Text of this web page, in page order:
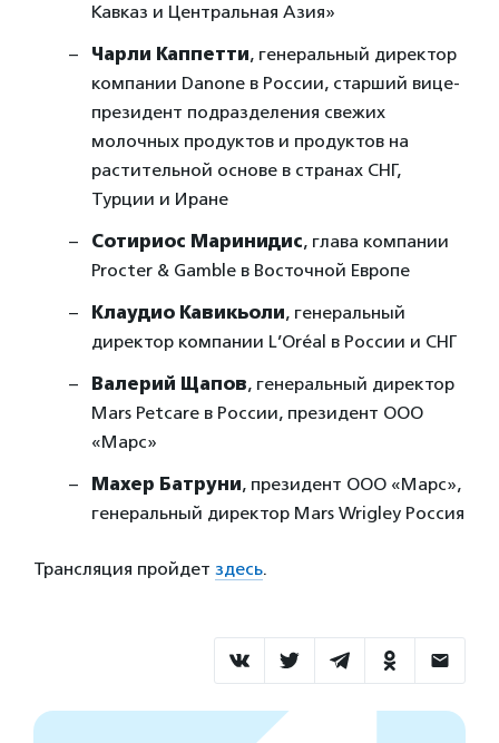
Кавказ и Центральная Азия»
Чарли Каппетти, генеральный директор
компании Danone в России, старший вице-
президент подразделения свежих
молочных продуктов и продуктов на
растительной основе в странах СНГ,
Турции и Иране
Сотириос Маринидис, глава компании
Procter & Gamble в Восточной Европе
Клаудио Кавикьоли, генеральный
директор компании L’Oréal в России и СНГ
Валерий Щапов, генеральный директор
Mars Petcare в России, президент ООО
«Марс»​​​​​​​
Махер Батруни, президент ООО «Марс»,
генеральный директор Mars Wrigley Россия
Трансляция пройдет здесь.